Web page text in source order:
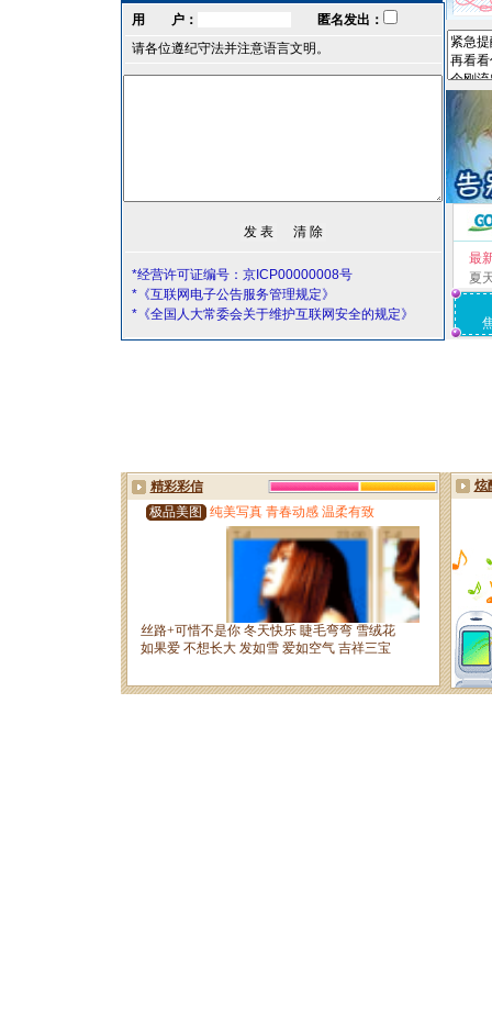
用 户：
匿名发出：
请各位遵纪守法并注意语言文明。
*经营许可证编号：京ICP00000008号
*《互联网电子公告服务管理规定》
*《全国人大常委会关于维护互联网安全的规定》
最
夏